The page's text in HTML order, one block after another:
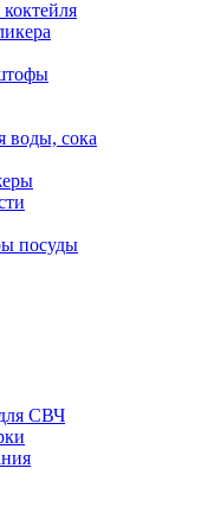
воды, сока
посуды
СВЧ